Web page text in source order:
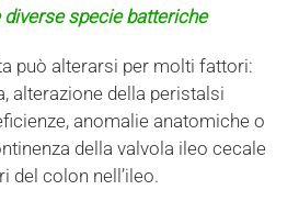
diverse specie batteriche
può alterarsi per molti fattori:
alterazione della peristalsi
anomalie anatomiche o
della valvola ileo cecale
del colon nell’ileo.